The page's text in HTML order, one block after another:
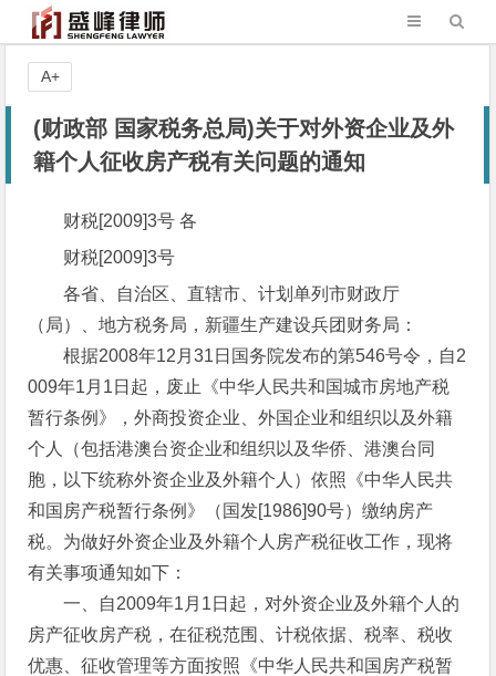
(财政部 国家税务总局)关于对外资企业及外
籍个人征收房产税有关问题的通知
财税[2009]3号 各
财税[2009]3号
各省、自治区、直辖市、计划单列市财政厅
（局）、地方税务局，新疆生产建设兵团财务局：
根据2008年12月31日国务院发布的第546号令，自2
009年1月1日起，废止《中华人民共和国城市房地产税
暂行条例》，外商投资企业、外国企业和组织以及外籍
个人（包括港澳台资企业和组织以及华侨、港澳台同
胞，以下统称外资企业及外籍个人）依照《中华人民共
和国房产税暂行条例》（国发[1986]90号）缴纳房产
税。为做好外资企业及外籍个人房产税征收工作，现将
有关事项通知如下：
一、自2009年1月1日起，对外资企业及外籍个人的
房产征收房产税，在征税范围、计税依据、税率、税收
优惠、征收管理等方面按照《中华人民共和国房产税暂
A+